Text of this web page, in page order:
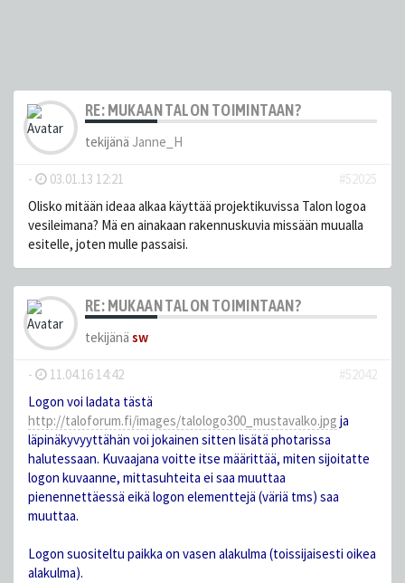
RE: MUKAAN TALON TOIMINTAAN?
tekijänä Janne_H
- 03.01.13 12:21
#52025
Olisko mitään ideaa alkaa käyttää projektikuvissa Talon logoa
vesileimana? Mä en ainakaan rakennuskuvia missään muualla
esitelle, joten mulle passaisi.
RE: MUKAAN TALON TOIMINTAAN?
tekijänä sw
- 11.04.16 14:42
#52042
Logon voi ladata tästä
http://taloforum.fi/images/talologo300_mustavalko.jpg ja
läpinäkyvyyttähän voi jokainen sitten lisätä photarissa
halutessaan. Kuvaajana voitte itse määrittää, miten sijoitatte
logon kuvaanne, mittasuhteita ei saa muuttaa
pienennettäessä eikä logon elementtejä (väriä tms) saa
muuttaa.
Logon suositeltu paikka on vasen alakulma (toissijaisesti oikea
alakulma).